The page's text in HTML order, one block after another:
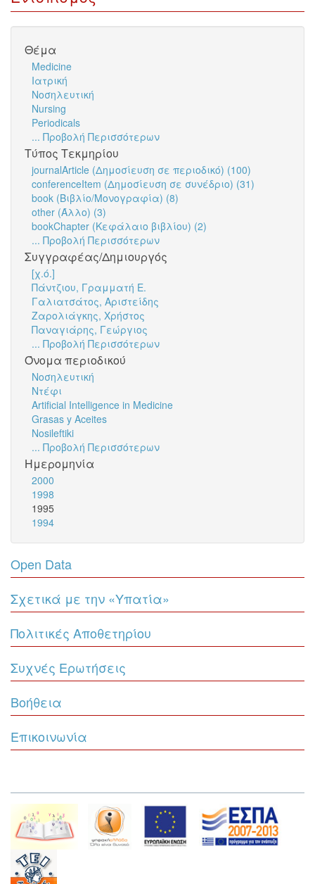
Θέμα
Medicine
Ιατρική
Νοσηλευτική
Nursing
Periodicals
... Προβολή Περισσότερων
Τύπος Τεκμηρίου
journalArticle (Δημοσίευση σε περιοδικό) (100)
conferenceItem (Δημοσίευση σε συνέδριο) (31)
book (Βιβλίο/Μονογραφία) (8)
other (Άλλο) (3)
bookChapter (Κεφάλαιο βιβλίου) (2)
... Προβολή Περισσότερων
Συγγραφέας/Δημιουργός
[χ.ό.]
Πάντζιου, Γραμματή Ε.
Γαλιατσάτος, Αριστείδης
Ζαρολιάγκης, Χρήστος
Παναγιάρης, Γεώργιος
... Προβολή Περισσότερων
Όνομα περιοδικού
Νοσηλευτική
Ντέφι
Artificial Intelligence in Medicine
Grasas y Aceites
Nosileftiki
... Προβολή Περισσότερων
Ημερομηνία
2000
1998
1995
1994
Open Data
Σχετικά με την «Υπατία»
Πολιτικές Αποθετηρίου
Συχνές Ερωτήσεις
Βοήθεια
Επικοινωνία